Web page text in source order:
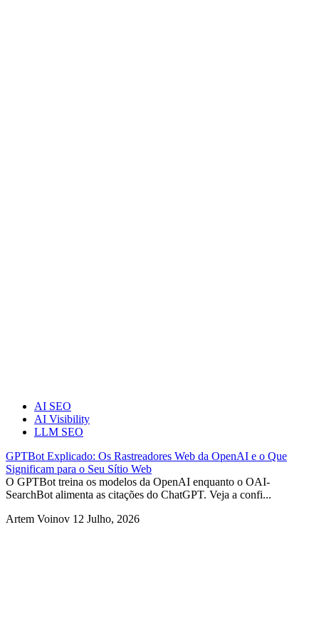
AI SEO
AI Visibility
LLM SEO
GPTBot Explicado: Os Rastreadores Web da OpenAI e o Que
Significam para o Seu Sítio Web
O GPTBot treina os modelos da OpenAI enquanto o OAI-
SearchBot alimenta as citações do ChatGPT. Veja a confi...
Artem Voinov 12 Julho, 2026